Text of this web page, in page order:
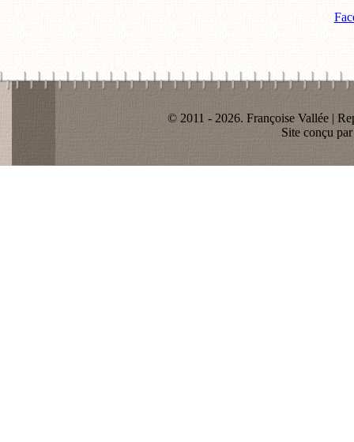
© 2011 - 2026. Françoise Vallée |
Site conçu